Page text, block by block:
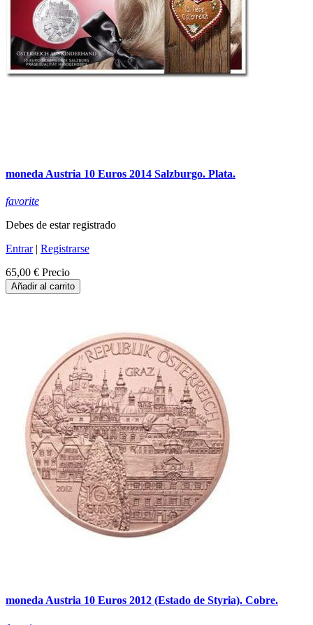
moneda Austria 10 Euros 2014 Salzburgo. Plata.
favorite
Debes de estar registrado
Entrar| Registrarse
65,00 € Precio
Añadir al carrito
moneda Austria 10 Euros 2012 (Estado de Styria). Cobre.